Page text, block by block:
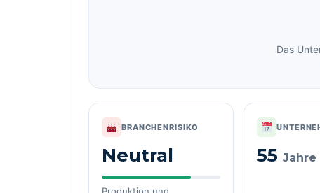
Das
BRANCHENRISIKO
Neutral 55Jahre